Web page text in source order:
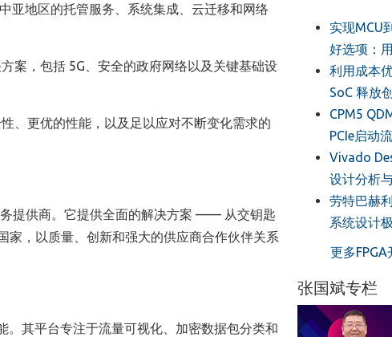
亚地区的托管服务、系统集成、云迁移和网络
案，包括 5G、安全的政府网络以及关键基础设
、更优的性能，以及足以应对不断变化需求的
提供商。它提供全面的解决方案 —— 从交钥匙
家，以质量、创新和强大的供应商合作伙伴关系
其平台专注于流量可视化、加密数据包分类和
实现MCU
好选项：
利用成本
SoC 释放
CPM5
PCIe启动
Vivado
设计分析
劳特巴赫
系统设计
更多FPGA
张国斌专栏